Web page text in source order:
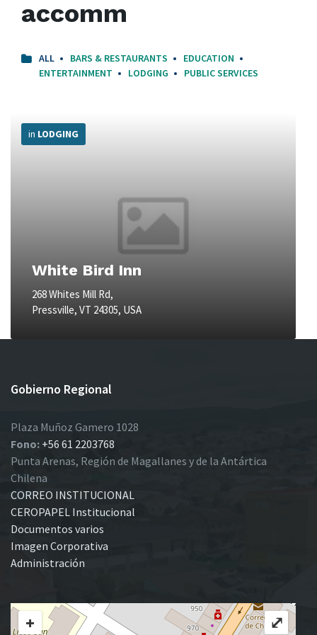
accomm
ALL BARS & RESTAURANTS
EDUCATION
ENTERTAINMENT
LODGING PUBLIC SERVICES
White Bird Inn
268 Whites Mill Rd,
Pressville, VT 24305, USA
in LODGING
Info
Gobierno Regional
Plaza Muñoz Gamero 1028
Fono: +56 61 2203768
Punta Arenas, Región de Magallanes y de la Antártica
Chilena
CORREO INSTITUCIONAL
CEROPAPEL Institucional
Documentos varios
Imagen Corporativa
Administración
+
⤢